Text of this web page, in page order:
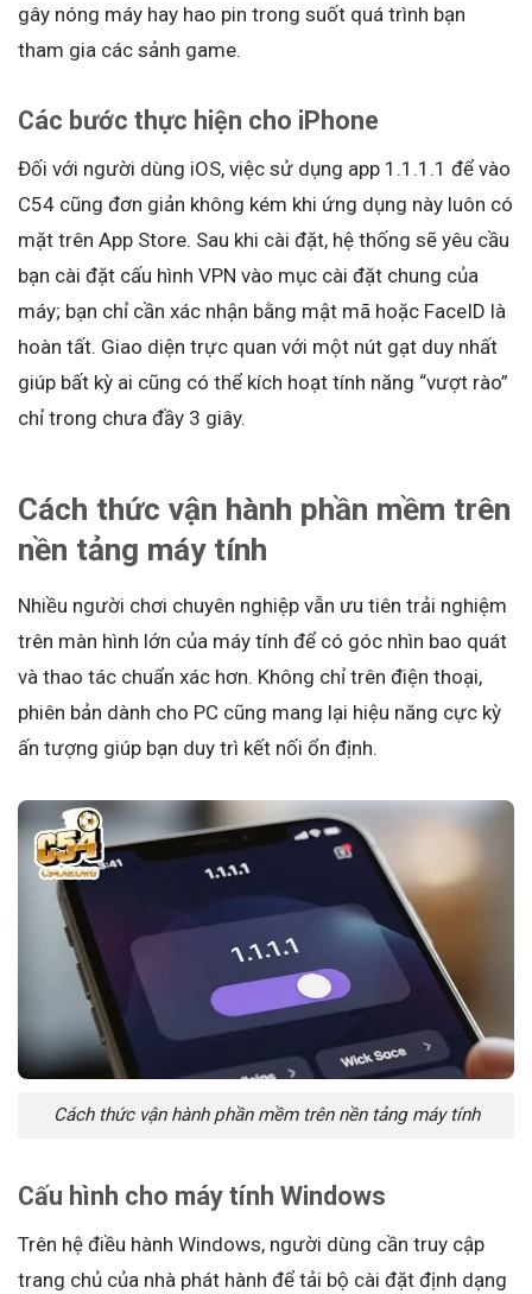
gây nóng máy hay hao pin trong suốt quá trình bạn
tham gia các sảnh game.
Các bước thực hiện cho iPhone
Đối với người dùng iOS, việc sử dụng app 1.1.1.1 để vào
C54 cũng đơn giản không kém khi ứng dụng này luôn có
mặt trên App Store. Sau khi cài đặt, hệ thống sẽ yêu cầu
bạn cài đặt cấu hình VPN vào mục cài đặt chung của
máy; bạn chỉ cần xác nhận bằng mật mã hoặc FaceID là
hoàn tất. Giao diện trực quan với một nút gạt duy nhất
giúp bất kỳ ai cũng có thể kích hoạt tính năng “vượt rào”
chỉ trong chưa đầy 3 giây.
Cách thức vận hành phần mềm trên
nền tảng máy tính
Nhiều người chơi chuyên nghiệp vẫn ưu tiên trải nghiệm
trên màn hình lớn của máy tính để có góc nhìn bao quát
và thao tác chuẩn xác hơn. Không chỉ trên điện thoại,
phiên bản dành cho PC cũng mang lại hiệu năng cực kỳ
ấn tượng giúp bạn duy trì kết nối ổn định.
Cách thức vận hành phần mềm trên nền tảng máy tính
Cấu hình cho máy tính Windows
Trên hệ điều hành Windows, người dùng cần truy cập
trang chủ của nhà phát hành để tải bộ cài đặt định dạng